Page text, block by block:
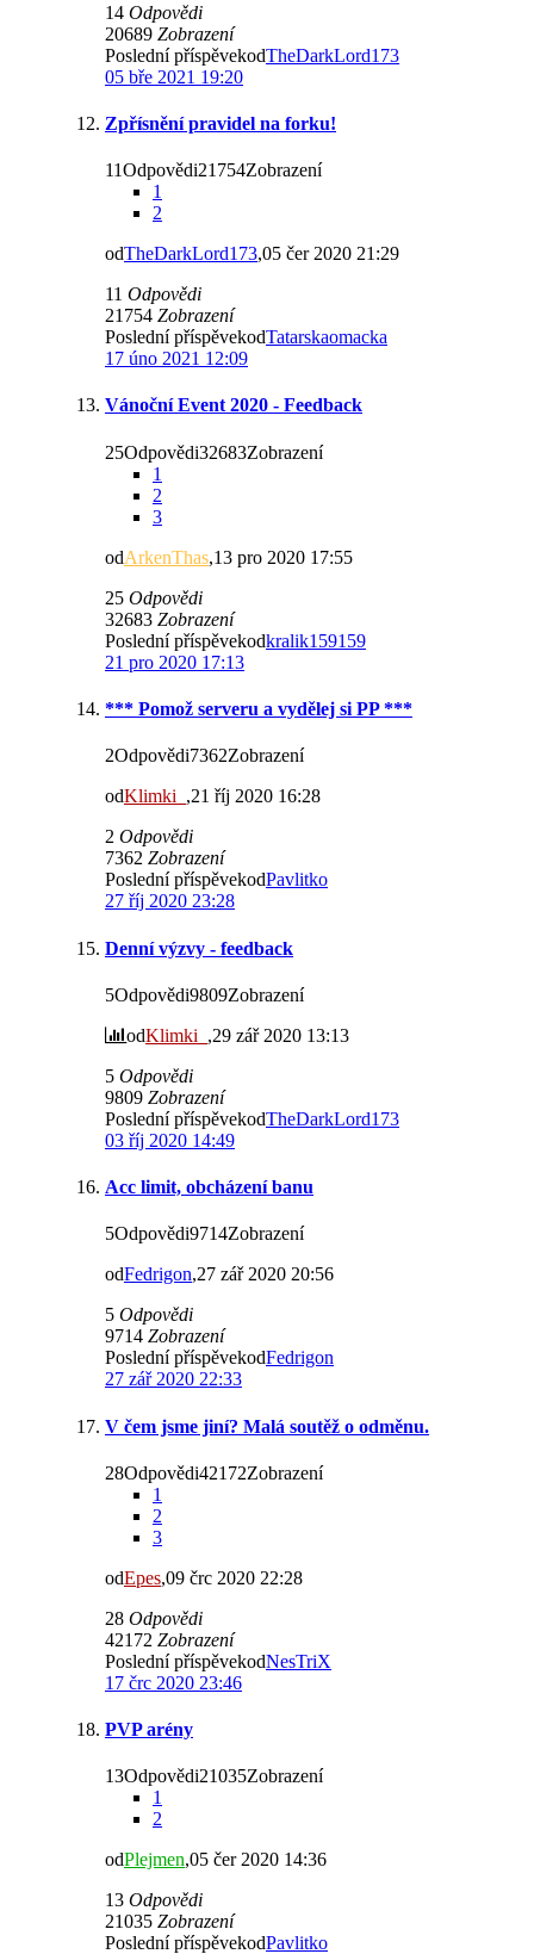
14 Odpovědi
20689 Zobrazení
Poslední příspěvekodTheDarkLord173
05 bře 2021 19:20
Zpřísnění pravidel na forku!
11Odpovědi21754Zobrazení
1
2
odTheDarkLord173,05 čer 2020 21:29
11 Odpovědi
21754 Zobrazení
Poslední příspěvekodTatarskaomacka
17 úno 2021 12:09
Vánoční Event 2020 - Feedback
25Odpovědi32683Zobrazení
1
2
3
odArkenThas,13 pro 2020 17:55
25 Odpovědi
32683 Zobrazení
Poslední příspěvekodkralik159159
21 pro 2020 17:13
*** Pomož serveru a vydělej si PP ***
2Odpovědi7362Zobrazení
odKlimki_ ,21 říj 2020 16:28
2 Odpovědi
7362 Zobrazení
Poslední příspěvekodPavlitko
27 říj 2020 23:28
Denní výzvy - feedback
5Odpovědi9809Zobrazení
odKlimki_ ,29 zář 2020 13:13
5 Odpovědi
9809 Zobrazení
Poslední příspěvekodTheDarkLord173
03 říj 2020 14:49
Acc limit, obcházení banu
5Odpovědi9714Zobrazení
odFedrigon,27 zář 2020 20:56
5 Odpovědi
9714 Zobrazení
Poslední příspěvekodFedrigon
27 zář 2020 22:33
V čem jsme jiní? Malá soutěž o odměnu.
28Odpovědi42172Zobrazení
1
2
3
odEpes,09 črc 2020 22:28
28 Odpovědi
42172 Zobrazení
Poslední příspěvekodNesTriX
17 črc 2020 23:46
PVP arény
13Odpovědi21035Zobrazení
1
2
odPlejmen,05 čer 2020 14:36
13 Odpovědi
21035 Zobrazení
Poslední příspěvekodPavlitko